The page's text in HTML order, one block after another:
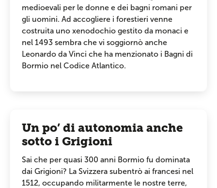
medioevali per le donne e dei bagni romani per
gli uomini. Ad accogliere i forestieri venne
costruita uno xenodochio gestito da monaci e
nel 1493 sembra che vi soggiornò anche
Leonardo da Vinci che ha menzionato i Bagni di
Bormio nel Codice Atlantico.
Un po’ di autonomia anche
sotto i Grigioni
Sai che per quasi 300 anni Bormio fu dominata
dai Grigioni? La Svizzera subentrò ai francesi nel
1512, occupando militarmente le nostre terre,